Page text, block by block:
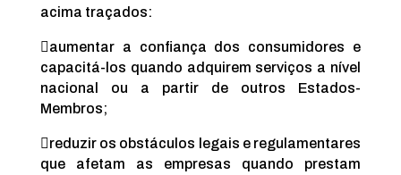
acima traçados:
aumentar a confiança dos consumidores e
capacitá-los quando adquirem serviços a nível
nacional ou a partir de outros Estados-
Membros;
reduzir os obstáculos legais e regulamentares
que afetam as empresas quando prestam